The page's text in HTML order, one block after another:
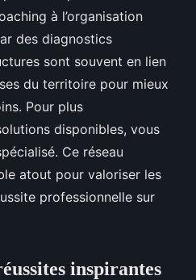
à l’organisation
des diagnostics
sont souvent en lien
du territoire pour mieux
Pour plus
disponibles, vous
Ce réseau
atout pour valoriser les
professionnelle sur
inspirantes